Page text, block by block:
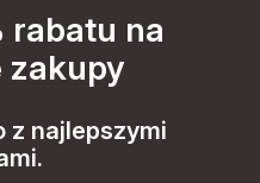
rabatu na
zakupy
z najlepszymi